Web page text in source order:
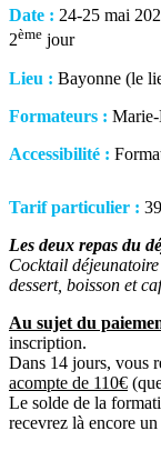
Date : 24-25 mai
2ème jour
Lieu : Bayonne (le
Formateurs :
Accessibilité :
Tarif particulier :
Les deux repas du
Cocktail
dessert, boisson et
Au sujet du
inscription.
Dans 14 jours, vous
acompte de 110€
Le solde de la
recevrez là encore